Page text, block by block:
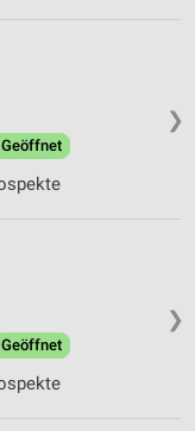
❯
Geöffnet
❯
Geöffnet